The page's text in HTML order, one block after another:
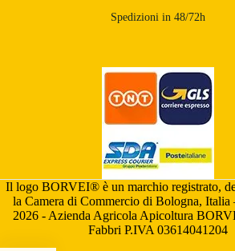
Spedizioni in 48/72h
Il logo BORVEI® è un marchio registrato,
la Camera di Commercio di Bologna,
2026 - Azienda Agricola Apicoltura
Fabbri P.IVA 03614041204